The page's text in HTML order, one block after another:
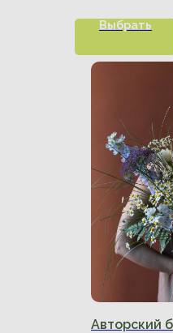
Выбрать
Авторский